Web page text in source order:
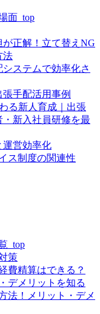
面_top
正解！立て替えNG
法
ステムで効率化さ
手配活用事例
る新人育成｜出張
新入社員研修を最
運営効率化
ス制度の関連性
_top
策
費精算はできる？
デメリットを知る
法！メリット・デメ